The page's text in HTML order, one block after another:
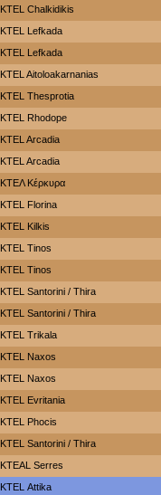
ΚΤΕL Chalkidikis
KTEL Lefkada
KTEL Lefkada
KTEL Aitoloakarnanias
KTEL Thesprotia
KTEL Rhodope
KTEL Arcadia
KTEL Arcadia
ΚΤΕΛ Κέρκυρα
KTEL Florina
KTEL Kilkis
KTEL Tinos
KTEL Tinos
KTEL Santorini / Thira
KTEL Santorini / Thira
ΚΤΕL Τrikala
KTEL Naxos
KTEL Naxos
ΚΤΕL Evritania
ΚΤΕL Phocis
KTEL Santorini / Thira
KTEAL Serres
KΤΕL Αttika